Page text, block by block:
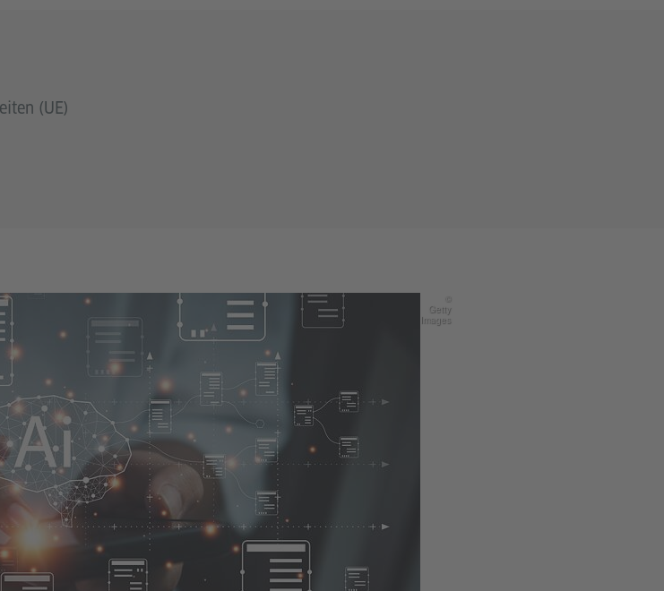
(UE)
Getty
Images